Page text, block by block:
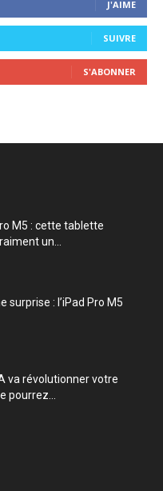
J'AIME
SUIVRE
S'ABONNER
M5 : cette tablette
un...
surprise : l’iPad Pro M5
va révolutionner votre
pourrez...